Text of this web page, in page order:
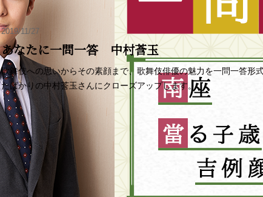
2019/11/27
あなたに一問一答 中村莟玉
歌舞伎への思いからその素顔まで、歌舞伎俳優の魅力を一問一答形
たばかりの中村莟玉さんにクローズアップします。